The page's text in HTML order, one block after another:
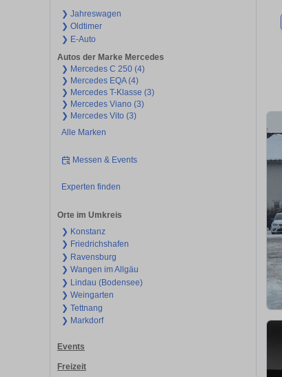
❯ Jahreswagen
❯ Oldtimer
❯ E-Auto
Autos der Marke Mercedes
❯ Mercedes C 250 (4)
❯ Mercedes EQA (4)
❯ Mercedes T-Klasse (3)
❯ Mercedes Viano (3)
❯ Mercedes Vito (3)
Alle Marken
Messen & Events
Experten finden
Orte im Umkreis
❯ Konstanz
❯ Friedrichshafen
❯ Ravensburg
❯ Wangen im Allgäu
❯ Lindau (Bodensee)
❯ Weingarten
❯ Tettnang
❯ Markdorf
Events
Freizeit